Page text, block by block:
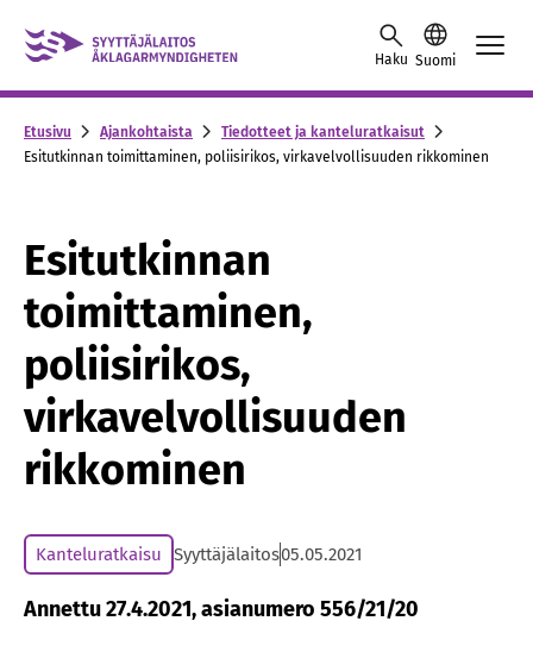
Skip to content -saavutettavuusohje
Haku Suomi
Etusivu Ajankohtaista
Tiedotteet ja kanteluratkaisut
Esitutkinnan toimittaminen, poliisirikos, virkavelvollisuuden rikkominen
Esitutkinnan
toimittaminen,
poliisirikos,
virkavelvollisuuden
rikkominen
Kanteluratkaisu Syyttäjälaitos05.05.2021
Annettu 27.4.2021, asianumero 556/21/20